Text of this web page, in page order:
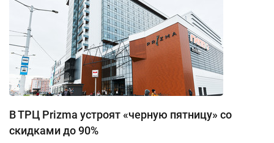
В ТРЦ Prizma устроят «черную пятницу» со
скидками до 90%